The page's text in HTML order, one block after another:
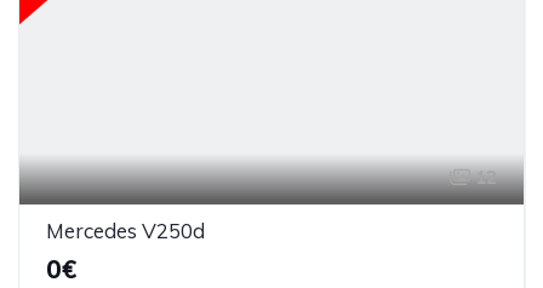
12
Mercedes V250d
0€